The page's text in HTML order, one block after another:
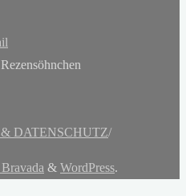
DATENSCHUTZ/
Bravada & WordPress.